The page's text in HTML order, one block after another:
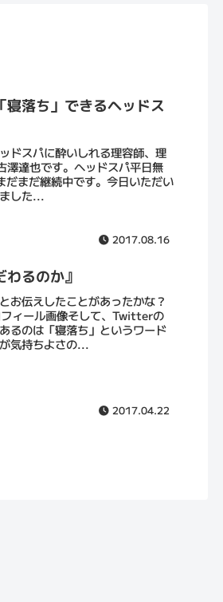
寝落ち」できるヘッドス
ドスパに酔いしれる理容師、理
達也です。ヘッドスパ平日無
まだ継続中です。今日いただい
した...
2017.08.16
るのか』
お伝えしたことがあったかな？
ィール画像そして、Twitterの
るのは「寝落ち」というワード
気持ちよさの...
2017.04.22